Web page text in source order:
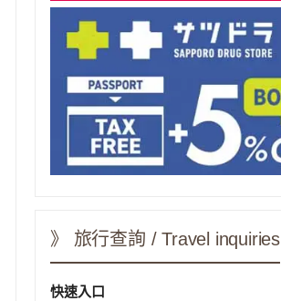
》 旅行查詢 / Travel inquiries
快速入口